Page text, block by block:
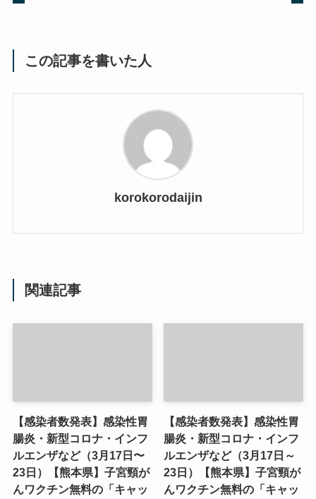
この記事を書いた人
korokorodaijin
関連記事
【感染者数発表】感染性胃
腸炎・新型コロナ・インフ
ルエンザなど（3月17日〜
23日）【熊本県】子宮頸が
んワクチン無料の「キャッ
【感染者数発表】感染性胃
腸炎・新型コロナ・インフ
ルエンザなど（3月17日～
23日）【熊本県】子宮頸が
んワクチン無料の「キャッ